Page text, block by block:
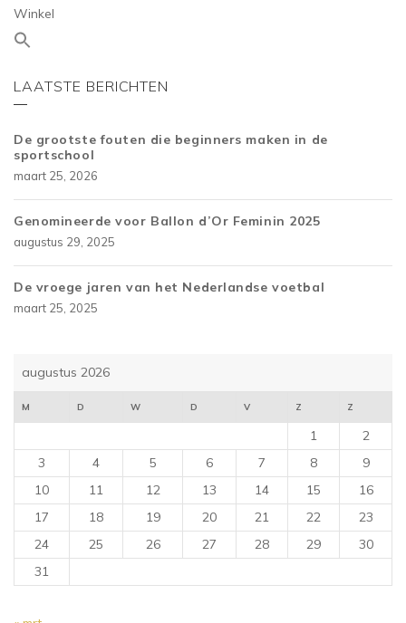
Winkel
LAATSTE BERICHTEN
De grootste fouten die beginners maken in de
sportschool
maart 25, 2026
Genomineerde voor Ballon d’Or Feminin 2025
augustus 29, 2025
De vroege jaren van het Nederlandse voetbal
maart 25, 2025
augustus 2026
M D W D V Z Z
1
2
3
4 5 6 7 8
9
10
11 12 13 14 15
16
17
18 19 20 21 22
23
24
25 26 27 28 29
30
31